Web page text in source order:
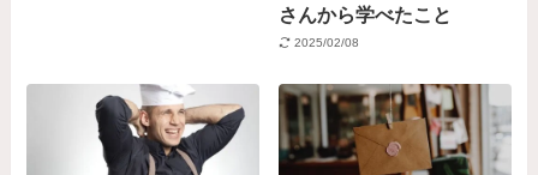
さんから学べたこと
2025/02/08